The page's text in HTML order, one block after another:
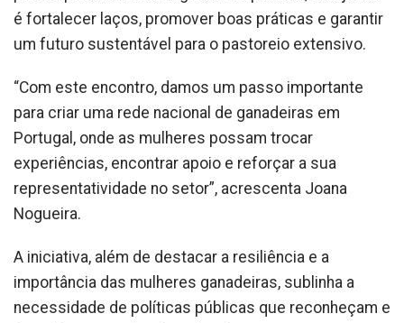
é fortalecer laços, promover boas práticas e garantir
um futuro sustentável para o pastoreio extensivo.
“Com este encontro, damos um passo importante
para criar uma rede nacional de ganadeiras em
Portugal, onde as mulheres possam trocar
experiências, encontrar apoio e reforçar a sua
representatividade no setor”, acrescenta Joana
Nogueira.
A iniciativa, além de destacar a resiliência e a
importância das mulheres ganadeiras, sublinha a
necessidade de políticas públicas que reconheçam e